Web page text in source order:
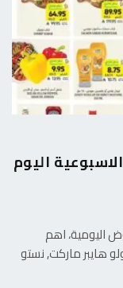
اليوم
اليومية، اهم
هايبر ماركت, نستو